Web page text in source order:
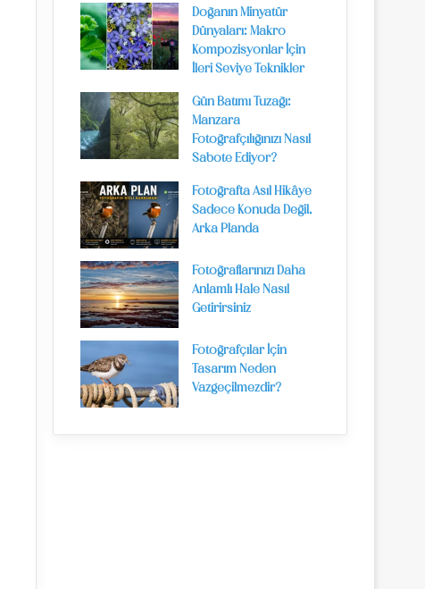
Doğanın Minyatür
Dünyaları: Makro
Kompozisyonlar İçin
İleri Seviye Teknikler
Gün Batımı Tuzağı:
Manzara
Fotoğrafçılığınızı Nasıl
Sabote Ediyor?
Fotoğrafta Asıl Hikâye
Sadece Konuda Değil,
Arka Planda
Fotoğraflarınızı Daha
Anlamlı Hale Nasıl
Getirirsiniz
Fotoğrafçılar İçin
Tasarım Neden
Vazgeçilmezdir?